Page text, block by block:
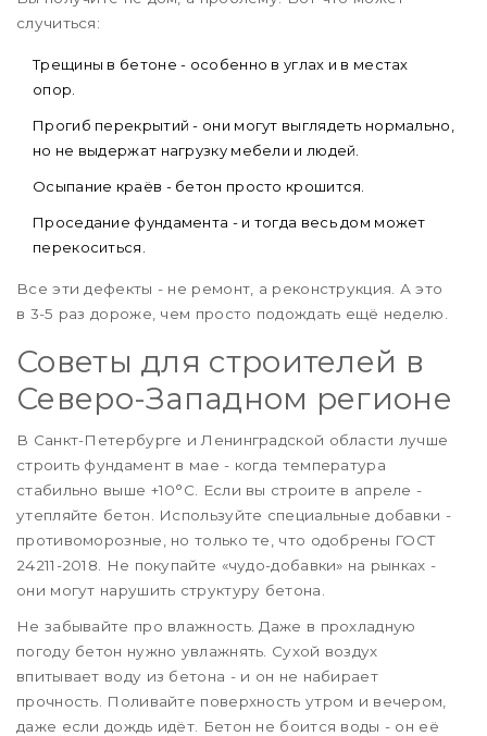
случиться:
Трещины в бетоне - особенно в углах и в местах
опор.
Прогиб перекрытий - они могут выглядеть нормально,
но не выдержат нагрузку мебели и людей.
Осыпание краёв - бетон просто крошится.
Проседание фундамента - и тогда весь дом может
перекоситься.
Все эти дефекты - не ремонт, а реконструкция. А это
в 3-5 раз дороже, чем просто подождать ещё неделю.
Советы для строителей в
Северо-Западном регионе
В Санкт-Петербурге и Ленинградской области лучше
строить фундамент в мае - когда температура
стабильно выше +10°C. Если вы строите в апреле -
утепляйте бетон. Используйте специальные добавки -
противоморозные, но только те, что одобрены ГОСТ
24211-2018. Не покупайте «чудо-добавки» на рынках -
они могут нарушить структуру бетона.
Не забывайте про влажность. Даже в прохладную
погоду бетон нужно увлажнять. Сухой воздух
впитывает воду из бетона - и он не набирает
прочность. Поливайте поверхность утром и вечером,
даже если дождь идёт. Бетон не боится воды - он её